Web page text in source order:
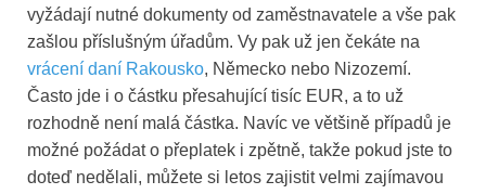
vyžádají nutné dokumenty od zaměstnavatele a vše pak
zašlou příslušným úřadům. Vy pak už jen čekáte na
vrácení daní Rakousko, Německo nebo Nizozemí.
Často jde i o částku přesahující tisíc EUR, a to už
rozhodně není malá částka. Navíc ve většině případů je
možné požádat o přeplatek i zpětně, takže pokud jste to
doteď nedělali, můžete si letos zajistit velmi zajímavou